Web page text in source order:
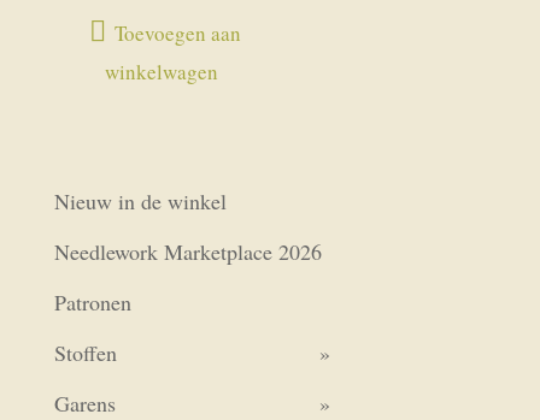
Toevoegen aan
winkelwagen
Nieuw in de winkel
Needlework Marketplace 2026
Patronen
Stoffen
Garens